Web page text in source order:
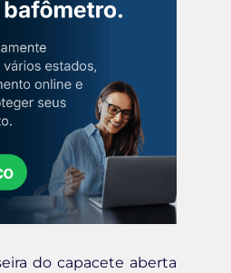
do capacete aberta